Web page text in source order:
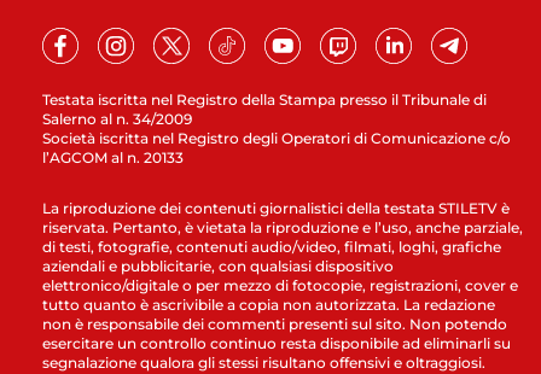
Testata iscritta nel Registro della Stampa presso il Tribunale di
Salerno al n. 34/2009
Società iscritta nel Registro degli Operatori di Comunicazione c/o
l’AGCOM al n. 20133
La riproduzione dei contenuti giornalistici della testata STILETV è
riservata. Pertanto, è vietata la riproduzione e l’uso, anche parziale,
di testi, fotografie, contenuti audio/video, filmati, loghi, grafiche
aziendali e pubblicitarie, con qualsiasi dispositivo
elettronico/digitale o per mezzo di fotocopie, registrazioni, cover e
tutto quanto è ascrivibile a copia non autorizzata. La redazione
non è responsabile dei commenti presenti sul sito. Non potendo
esercitare un controllo continuo resta disponibile ad eliminarli su
segnalazione qualora gli stessi risultano offensivi e oltraggiosi.